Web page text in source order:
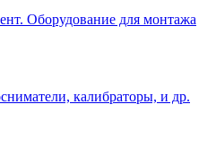
Оборудование для монтажа
калибраторы, и др.